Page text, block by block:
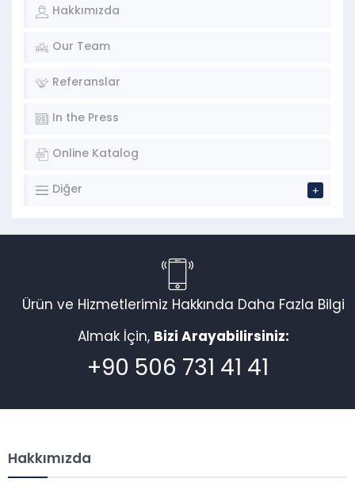
Hakkımızda
Our Team
Referanslar
In the Press
Online Katalog
Diğer
Ürün ve Hizmetlerimiz Hakkında Daha Fazla Bilgi
Almak İçin, Bizi Arayabilirsiniz:
+90 506 731 41 41
Hakkımızda